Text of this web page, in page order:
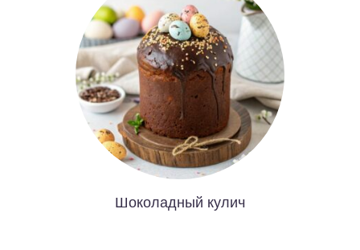
Шоколадный кулич